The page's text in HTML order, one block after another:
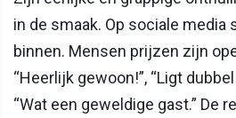
in de smaak. Op sociale media
binnen. Mensen prijzen zijn
“Heerlijk gewoon!”, “Ligt
“Wat een geweldige gast.” De